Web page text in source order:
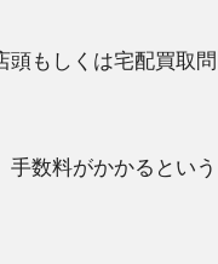
頭もしくは宅配買取問
数料がかかるという